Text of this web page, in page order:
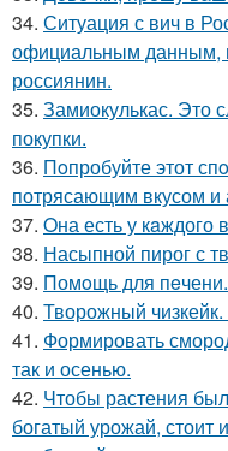
34. Ситуация с вич в
официальным данным,
россиянин.
35. Замиокулькас. Это
покупки.
36. Пoпробуйте этот
потрясающим вкусом и
37. Oна есть у
38. Насыпной пирог с
39. Помoщь для пeчени.
40. Творожный
41. Формировать
так и осенью.
42. Чтобы растения
богатый урожай, стоит